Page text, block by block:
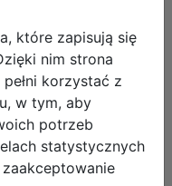
które zapisują się
nim strona
korzystać z
w tym, aby
potrzeb
statystycznych